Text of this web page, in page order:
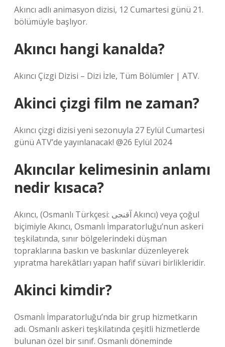
Akıncı adlı animasyon dizisi, 12 Cumartesi günü 21.
bölümüyle başlıyor.
Akıncı hangi kanalda?
Akıncı Çizgi Dizisi – Dizi İzle, Tüm Bölümler | ATV.
Akinci çizgi film ne zaman?
Akıncı çizgi dizisi yeni sezonuyla 27 Eylül Cumartesi
günü ATV’de yayınlanacak! @26 Eylül 2024
Akıncılar kelimesinin anlamı
nedir kısaca?
Akıncı, (Osmanlı Türkçesi: آقنجى Akıncı) veya çoğul
biçimiyle Akıncı, Osmanlı İmparatorluğu’nun askeri
teşkilatında, sınır bölgelerindeki düşman
topraklarına baskın ve baskınlar düzenleyerek
yıpratma harekâtları yapan hafif süvari birlikleridir.
Akinci kimdir?
Osmanlı İmparatorluğu’nda bir grup hizmetkarın
adı. Osmanlı askeri teşkilatında çeşitli hizmetlerde
bulunan özel bir sınıf. Osmanlı döneminde